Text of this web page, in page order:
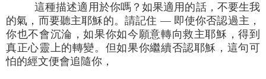
這種描述適用於你嗎？如果適用的話，不要生我
的氣，而要聽主耶穌的。請記住 — 即使你否認過主，
你也不會沉淪，如果你如今願意轉向救主耶穌，得到
真正心靈上的轉變。但如果你繼續否認耶穌，這句可
怕的經文便會追隨你，